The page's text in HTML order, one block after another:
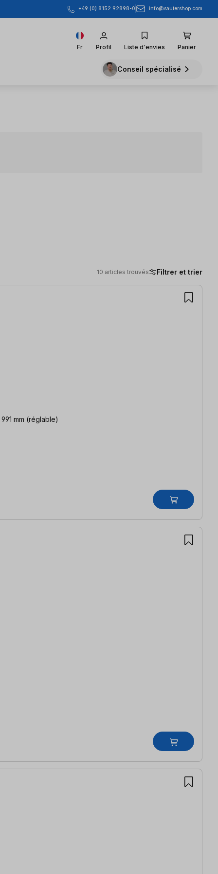
+49 (0) 8152 92898-0 info@sautershop.com
Fr Profil Liste d'envies Panier
Conseil spécialisé
10 articles trouvés Filtrer et trier
du plateau 813 x 609 x 25 mm Hauteur- 787 à- 991 mm (réglable)